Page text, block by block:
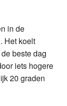
in de
Het koelt
beste dag
iets hogere
20 graden